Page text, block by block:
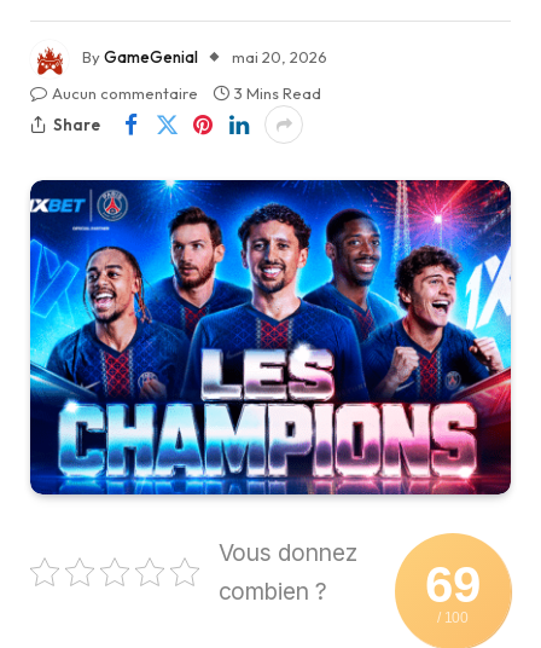
ByGameGenial
mai 20, 2026
Aucun commentaire
3 Mins Read
Share
69
/ 100
Vous donnez
combien ?